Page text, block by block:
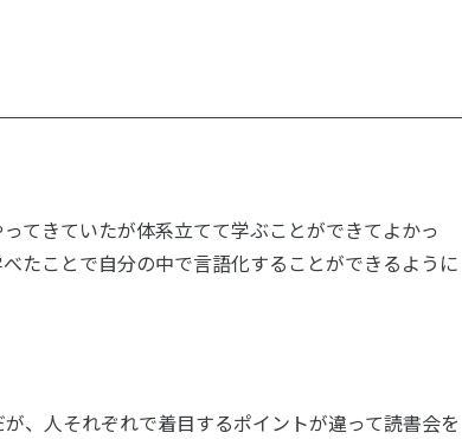
てきていたが体系立てて学ぶことができてよかっ
たことで自分の中で言語化することができるように
、人それぞれで着目するポイントが違って読書会を